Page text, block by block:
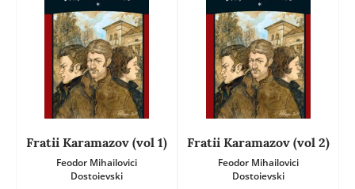
Fratii Karamazov (vol 1)
Feodor Mihailovici
Dostoievski
Fratii Karamazov (vol 2)
Feodor Mihailovici
Dostoievski